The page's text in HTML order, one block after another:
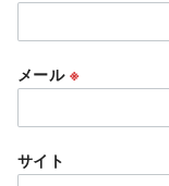
メール ※
サイト